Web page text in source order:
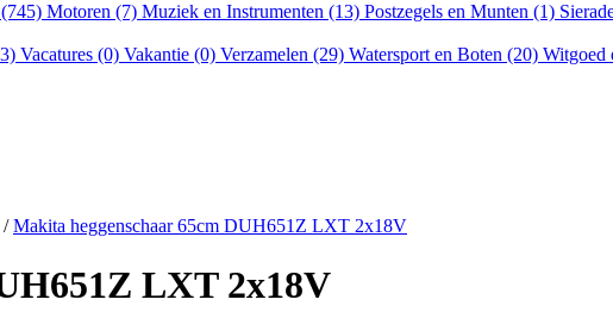
Motoren (7) Muziek en Instrumenten (13) Postzegels en Munten (1)
Vacatures (0) Vakantie (0) Verzamelen (29) Watersport en Boten (20) Witgoed
/Makita heggenschaar 65cm DUH651Z LXT 2x18V
LXT 2x18V